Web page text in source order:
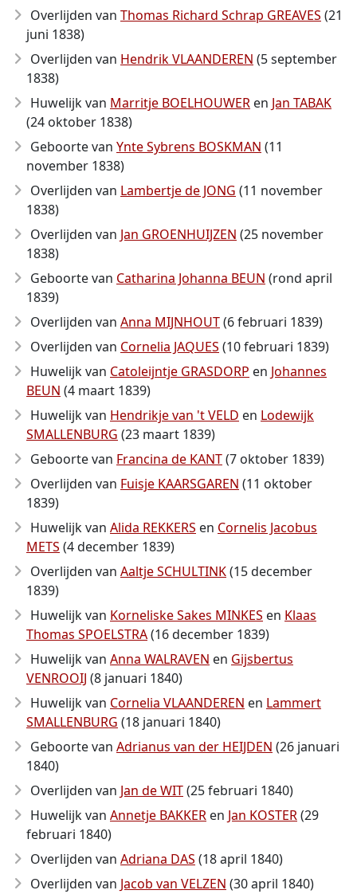
Overlijden van Thomas Richard Schrap GREAVES (21
juni 1838)
Overlijden van Hendrik VLAANDEREN (5 september
1838)
Huwelijk van Marritje BOELHOUWER en Jan TABAK
(24 oktober 1838)
Geboorte van Ynte Sybrens BOSKMAN (11
november 1838)
Overlijden van Lambertje de JONG (11 november
1838)
Overlijden van Jan GROENHUIJZEN (25 november
1838)
Geboorte van Catharina Johanna BEUN (rond april
1839)
Overlijden van Anna MIJNHOUT(6 februari 1839)
Overlijden van Cornelia JAQUES (10 februari 1839)
Huwelijk van Catoleijntje GRASDORP en Johannes
BEUN (4 maart 1839)
Huwelijk van Hendrikje van 't VELD en Lodewijk
SMALLENBURG (23 maart 1839)
Geboorte van Francina de KANT(7 oktober 1839)
Overlijden van Fuisje KAARSGAREN (11 oktober
1839)
Huwelijk van Alida REKKERS en Cornelis Jacobus
METS (4 december 1839)
Overlijden van Aaltje SCHULTINK(15 december
1839)
Huwelijk van Korneliske Sakes MINKES en Klaas
Thomas SPOELSTRA(16 december 1839)
Huwelijk van Anna WALRAVEN en Gijsbertus
VENROOIJ (8 januari 1840)
Huwelijk van Cornelia VLAANDEREN en Lammert
SMALLENBURG (18 januari 1840)
Geboorte van Adrianus van der HEIJDEN (26 januari
1840)
Overlijden van Jan de WIT(25 februari 1840)
Huwelijk van Annetje BAKKER en Jan KOSTER(29
februari 1840)
Overlijden van Adriana DAS (18 april 1840)
Overlijden van Jacob van VELZEN (30 april 1840)